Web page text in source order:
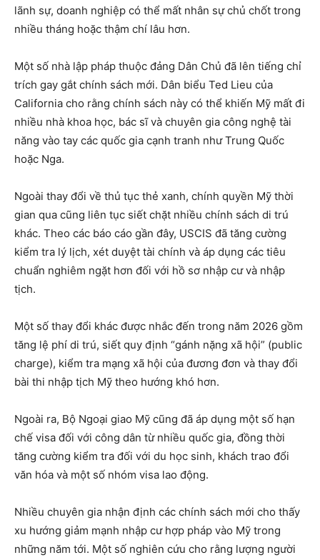
lãnh sự, doanh nghiệp có thể mất nhân sự chủ chốt trong
nhiều tháng hoặc thậm chí lâu hơn.
Một số nhà lập pháp thuộc đảng Dân Chủ đã lên tiếng chỉ
trích gay gắt chính sách mới. Dân biểu Ted Lieu của
California cho rằng chính sách này có thể khiến Mỹ mất đi
nhiều nhà khoa học, bác sĩ và chuyên gia công nghệ tài
năng vào tay các quốc gia cạnh tranh như Trung Quốc
hoặc Nga.
Ngoài thay đổi về thủ tục thẻ xanh, chính quyền Mỹ thời
gian qua cũng liên tục siết chặt nhiều chính sách di trú
khác. Theo các báo cáo gần đây, USCIS đã tăng cường
kiểm tra lý lịch, xét duyệt tài chính và áp dụng các tiêu
chuẩn nghiêm ngặt hơn đối với hồ sơ nhập cư và nhập
tịch.
Một số thay đổi khác được nhắc đến trong năm 2026 gồm
tăng lệ phí di trú, siết quy định “gánh nặng xã hội” (public
charge), kiểm tra mạng xã hội của đương đơn và thay đổi
bài thi nhập tịch Mỹ theo hướng khó hơn.
Ngoài ra, Bộ Ngoại giao Mỹ cũng đã áp dụng một số hạn
chế visa đối với công dân từ nhiều quốc gia, đồng thời
tăng cường kiểm tra đối với du học sinh, khách trao đổi
văn hóa và một số nhóm visa lao động.
Nhiều chuyên gia nhận định các chính sách mới cho thấy
xu hướng giảm mạnh nhập cư hợp pháp vào Mỹ trong
những năm tới. Một số nghiên cứu cho rằng lượng người